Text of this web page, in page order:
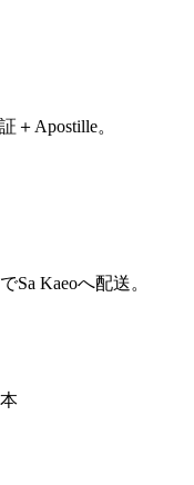
＋Apostille。
Sa Kaeoへ配送。